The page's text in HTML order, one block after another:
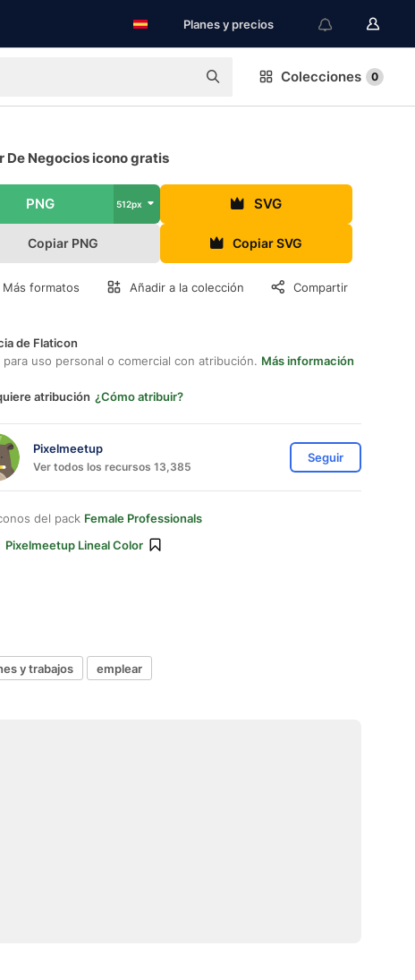
Planes y precios
Colecciones 0
De Negocios icono gratis
PNG 512px SVG
Copiar PNG Copiar SVG
Más formatos Añadir a la colección Compartir
de Flaticon
para uso personal o comercial con atribución. Más información
atribución ¿Cómo atribuir?
Pixelmeetup
Ver todos los recursos 13,385
Seguir
del pack Female Professionals
Pixelmeetup Lineal Color
y trabajos emplear